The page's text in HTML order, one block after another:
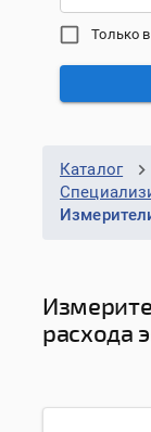
Только
Каталог
расхода